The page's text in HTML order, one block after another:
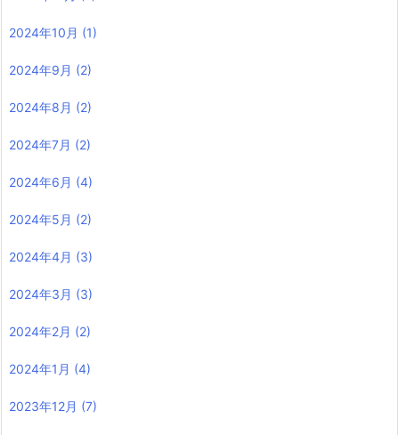
2024年10月 (1)
2024年9月 (2)
2024年8月 (2)
2024年7月 (2)
2024年6月 (4)
2024年5月 (2)
2024年4月 (3)
2024年3月 (3)
2024年2月 (2)
2024年1月 (4)
2023年12月 (7)